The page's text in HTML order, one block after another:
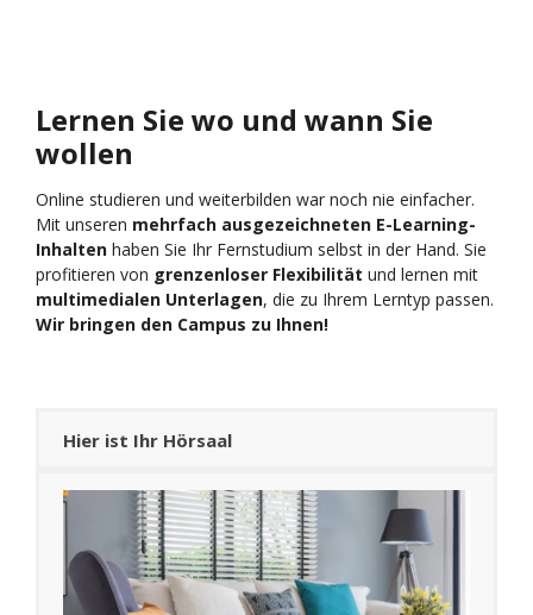
Lernen Sie wo und wann Sie
wollen
Online studieren und weiterbilden war noch nie einfacher.
Mit unseren mehrfach ausgezeichneten E-Learning-
Inhalten haben Sie Ihr Fernstudium selbst in der Hand. Sie
profitieren von grenzenloser Flexibilität und lernen mit
multimedialen Unterlagen, die zu Ihrem Lerntyp passen.
Wir bringen den Campus zu Ihnen!
Hier ist Ihr Hörsaal